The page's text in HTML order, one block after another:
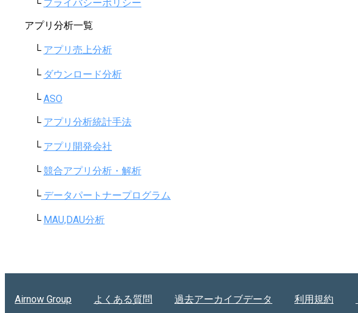
└ プライバシーポリシー
アプリ分析一覧
└ アプリ売上分析
└ ダウンロード分析
└ASO
└ アプリ分析統計手法
└ アプリ開発会社
└競合アプリ分析・解析
└データパートナープログラム
└ MAU,DAU分析
Airnow Group よくある質問 過去アーカイブデータ 利用規約